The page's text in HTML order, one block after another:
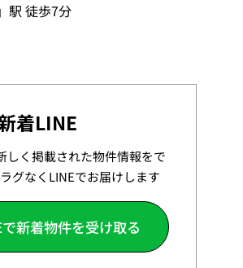
駅 徒歩7分
着LINE
しく掲載された物件情報をで
グなくLINEでお届けします
新着物件を受け取る